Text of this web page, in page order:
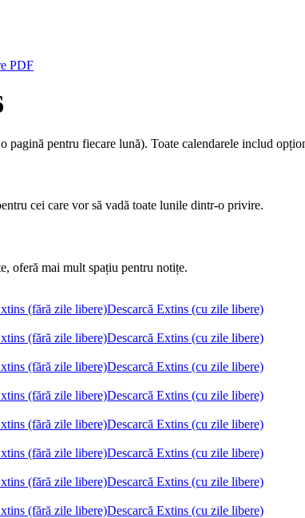
PDF
pagină pentru fiecare lună). Toate calendarele includ
cei care vor să vadă toate lunile dintr-o privire.
oferă mai mult spațiu pentru notițe.
(fără zile libere)Descarcă Extins (cu zile libere)
(fără zile libere)Descarcă Extins (cu zile libere)
(fără zile libere)Descarcă Extins (cu zile libere)
(fără zile libere)Descarcă Extins (cu zile libere)
(fără zile libere)Descarcă Extins (cu zile libere)
(fără zile libere)Descarcă Extins (cu zile libere)
(fără zile libere)Descarcă Extins (cu zile libere)
(fără zile libere)Descarcă Extins (cu zile libere)